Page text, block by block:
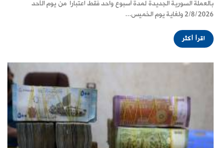
بالعملة السورية الجديدة لمدة أسبوع واحد فقط اعتباراً من يوم الأحد
2/8/2026 ولغاية يوم الخميس...
اقرأ أكثر